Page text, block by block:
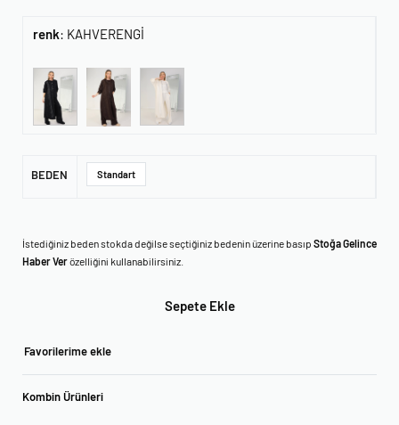
renk: KAHVERENGİ
BEDEN Standart
İstediğiniz beden stokda değilse seçtiğiniz bedenin üzerine basıp Stoğa Gelince
Haber Verözelliğini kullanabilirsiniz.
Sepete Ekle
Favorilerime ekle
Kombin Ürünleri